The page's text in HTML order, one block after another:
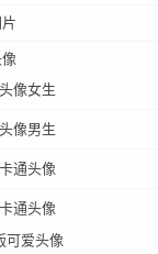
像女生
像男生
通头像
通头像
可爱头像